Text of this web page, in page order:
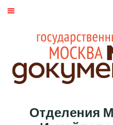
Отделения
СТАТЬИ
БАСМАННЫЙ РАЙОН